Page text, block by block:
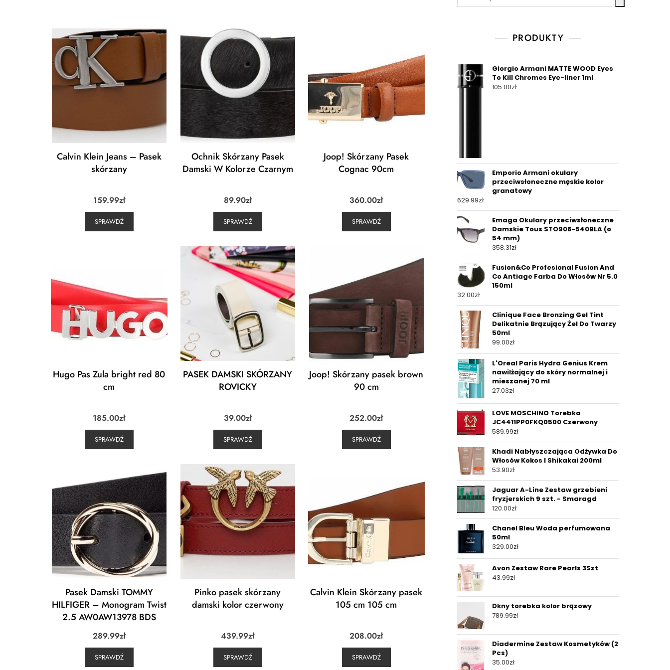
Calvin Klein Jeans – Pasek
skórzany
159.99zł
SPRAWDŹ
Ochnik Skórzany Pasek
Damski W Kolorze Czarnym
89.90zł
SPRAWDŹ
Joop! Skórzany Pasek
Cognac 90cm
360.00zł
SPRAWDŹ
Hugo Pas Zula bright red 80
cm
185.00zł
SPRAWDŹ
PASEK DAMSKI SKÓRZANY
ROVICKY
39.00zł
SPRAWDŹ
Joop! Skórzany pasek brown
90 cm
252.00zł
SPRAWDŹ
Pasek Damski TOMMY
HILFIGER – Monogram Twist
2.5 AW0AW13978 BDS
289.99zł
SPRAWDŹ
Pinko pasek skórzany
damski kolor czerwony
439.99zł
SPRAWDŹ
Calvin Klein Skórzany pasek
105 cm 105 cm
208.00zł
SPRAWDŹ
PRODUKTY
Giorgio Armani MATTE WOOD Eyes
To Kill Chromes Eye-liner 1ml
105.00zł
Emporio Armani okulary
przeciwsłoneczne męskie kolor
granatowy
629.99zł
Emaga Okulary przeciwsłoneczne
Damskie Tous STO908-540BLA (ø
54 mm)
358.31zł
Fusion&Co Profesional Fusion And
Co Antiage Farba Do Włosów Nr 5.0
150ml
32.00zł
Clinique Face Bronzing Gel Tint
Delikatnie Brązujący Żel Do Twarzy
50ml
99.00zł
L'Oreal Paris Hydra Genius Krem
nawilżający do skóry normalnej i
mieszanej 70 ml
27.03zł
LOVE MOSCHINO Torebka
JC4411PP0FKQ0500 Czerwony
589.99zł
Khadi Nabłyszczająca Odżywka Do
Włosów Kokos I Shikakai 200ml
53.90zł
Jaguar A-Line Zestaw grzebieni
fryzjerskich 9 szt. - Smaragd
120.00zł
Chanel Bleu Woda perfumowana
50ml
329.00zł
Avon Zestaw Rare Pearls 3Szt
43.99zł
Dkny torebka kolor brązowy
789.99zł
Diadermine Zestaw Kosmetyków (2
Pcs)
35.00zł